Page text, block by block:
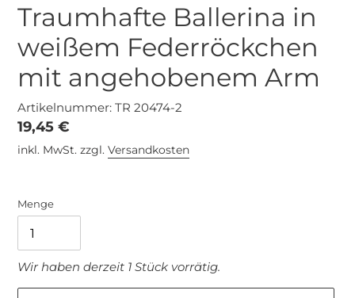
Traumhafte Ballerina in
weißem Federröckchen
mit angehobenem Arm
Artikelnummer: TR 20474-2
Normaler
Preis
19,45 €
inkl. MwSt. zzgl. Versandkosten
Menge
Wir haben derzeit 1 Stück vorrätig.